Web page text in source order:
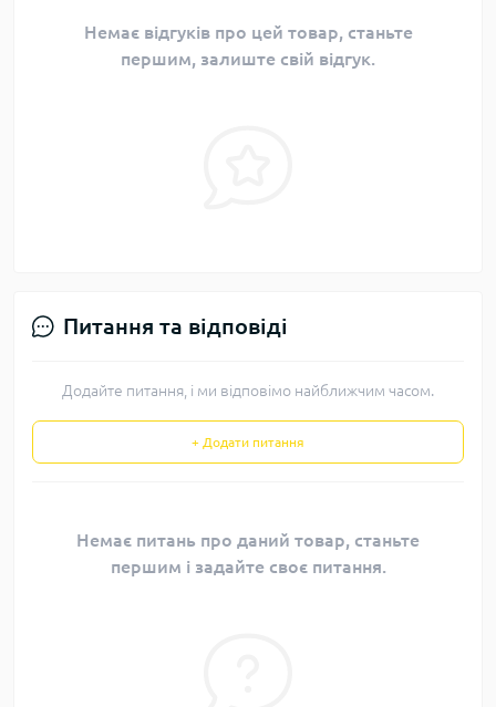
Немає відгуків про цей товар, станьте
першим, залиште свій відгук.
Питання та відповіді
Додайте питання, і ми відповімо найближчим часом.
+ Додати питання
Немає питань про даний товар, станьте
першим і задайте своє питання.